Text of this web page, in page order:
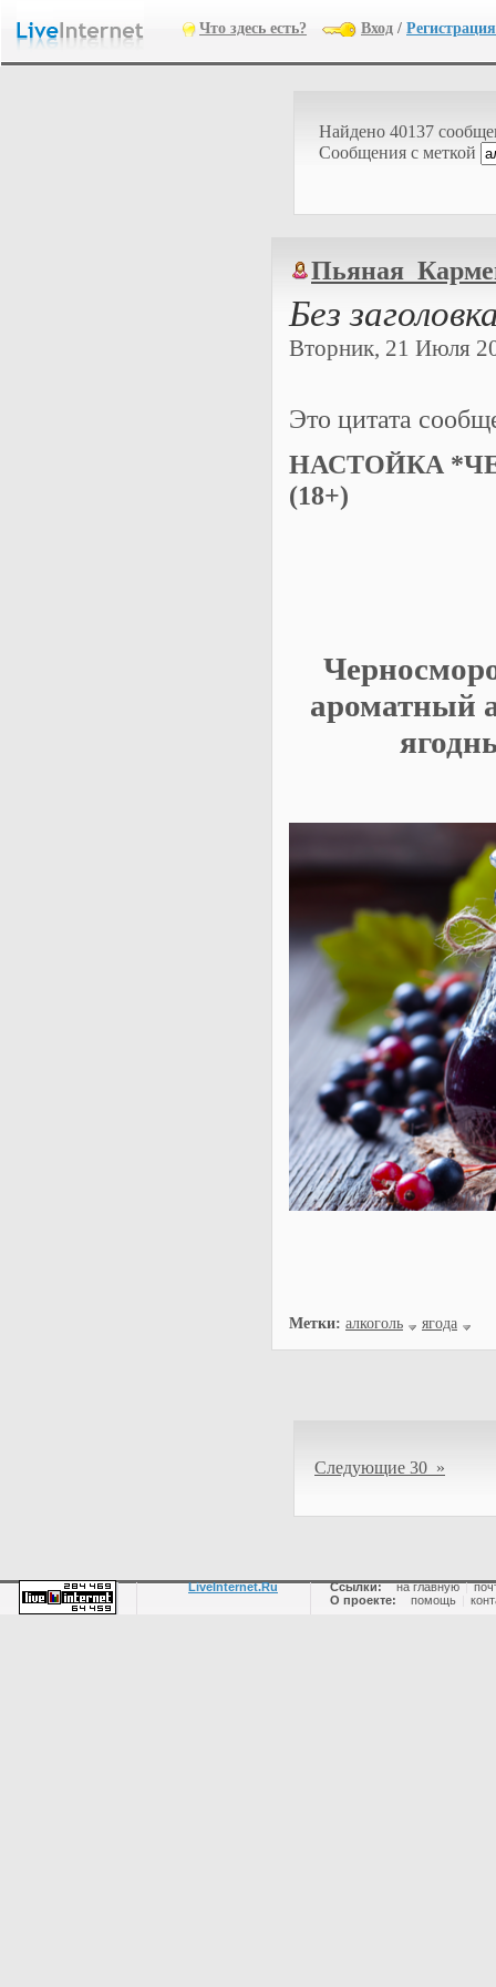
Что здесь есть? Вход / Регистрация
Найдено 40137
Cообщения с меткой
Без
Вторник, 21 Июля
Это цитата
НАСТОЙКА
(18+)
ароматный
Метки: алкоголь ягода
Следующие 30 »
LiveInternet.Ru Ссылки: на главную |
О проекте:
помощь